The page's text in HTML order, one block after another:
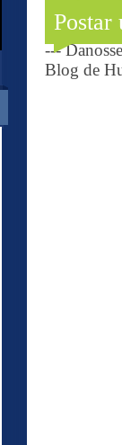
Postar
---
Blog de